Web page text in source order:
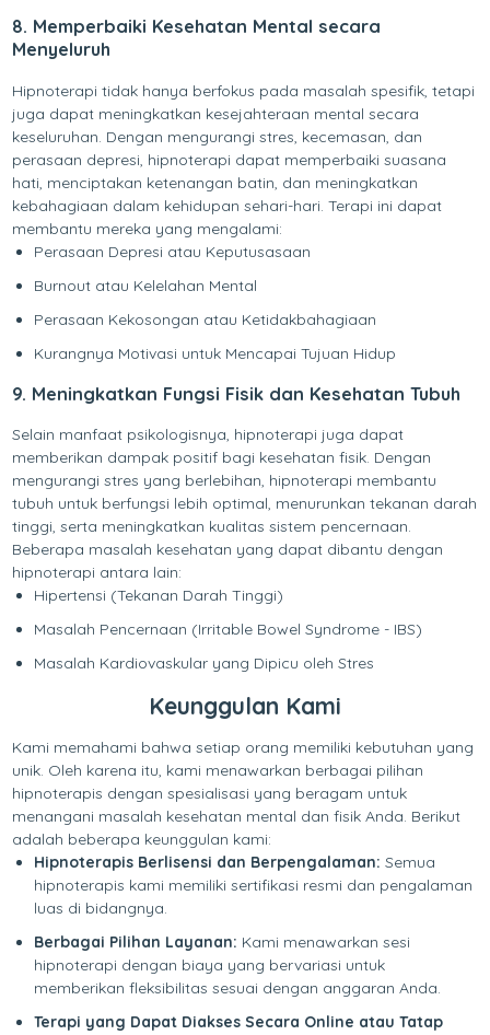
8. Memperbaiki Kesehatan Mental secara
Menyeluruh
Hipnoterapi tidak hanya berfokus pada masalah spesifik, tetapi
juga dapat meningkatkan kesejahteraan mental secara
keseluruhan. Dengan mengurangi stres, kecemasan, dan
perasaan depresi, hipnoterapi dapat memperbaiki suasana
hati, menciptakan ketenangan batin, dan meningkatkan
kebahagiaan dalam kehidupan sehari-hari. Terapi ini dapat
membantu mereka yang mengalami:
Perasaan Depresi atau Keputusasaan
Burnout atau Kelelahan Mental
Perasaan Kekosongan atau Ketidakbahagiaan
Kurangnya Motivasi untuk Mencapai Tujuan Hidup
9. Meningkatkan Fungsi Fisik dan Kesehatan Tubuh
Selain manfaat psikologisnya, hipnoterapi juga dapat
memberikan dampak positif bagi kesehatan fisik. Dengan
mengurangi stres yang berlebihan, hipnoterapi membantu
tubuh untuk berfungsi lebih optimal, menurunkan tekanan darah
tinggi, serta meningkatkan kualitas sistem pencernaan.
Beberapa masalah kesehatan yang dapat dibantu dengan
hipnoterapi antara lain:
Hipertensi (Tekanan Darah Tinggi)
Masalah Pencernaan (Irritable Bowel Syndrome - IBS)
Masalah Kardiovaskular yang Dipicu oleh Stres
Keunggulan Kami
Kami memahami bahwa setiap orang memiliki kebutuhan yang
unik. Oleh karena itu, kami menawarkan berbagai pilihan
hipnoterapis dengan spesialisasi yang beragam untuk
menangani masalah kesehatan mental dan fisik Anda. Berikut
adalah beberapa keunggulan kami:
Hipnoterapis Berlisensi dan Berpengalaman: Semua
hipnoterapis kami memiliki sertifikasi resmi dan pengalaman
luas di bidangnya.
Berbagai Pilihan Layanan: Kami menawarkan sesi
hipnoterapi dengan biaya yang bervariasi untuk
memberikan fleksibilitas sesuai dengan anggaran Anda.
Terapi yang Dapat Diakses Secara Online atau Tatap